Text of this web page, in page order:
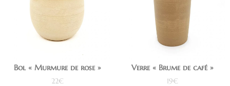
Bol « Murmure de rose »
22€
Verre « Brume de café »
19€